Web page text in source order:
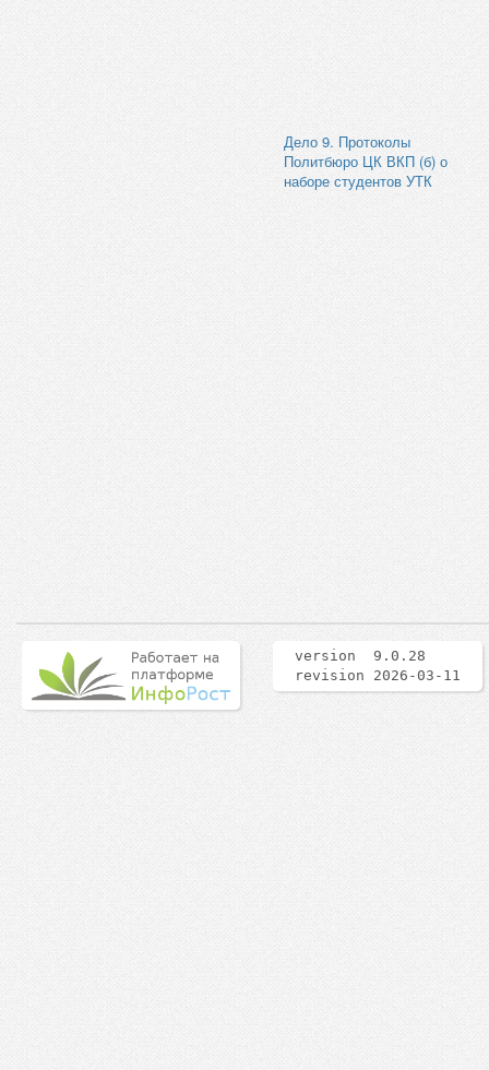
Дело 9. Протоколы
Политбюро ЦК ВКП (б) о
наборе студентов УТК
version 9.0.28
revision 2026-03-11